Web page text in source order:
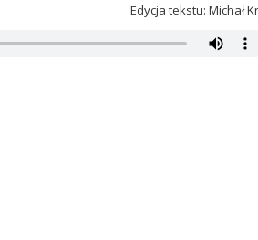
Edycja tekstu: Michał